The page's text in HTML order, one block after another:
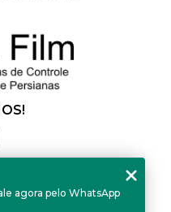
4684
2041
agora pelo WhatsApp